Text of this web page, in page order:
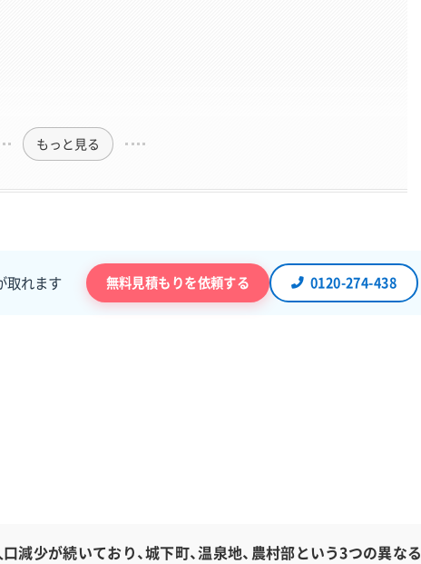
もっと見る
取れます 無料見積もりを依頼する 0120-274-438
減少が続いており、城下町、温泉地、農村部という3つの異なる